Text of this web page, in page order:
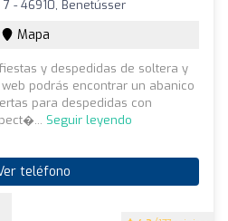
- 46910, Benetússer
Mapa
y despedidas de soltera y
podrás encontrar un abanico
para despedidas con
Seguir leyendo
teléfono